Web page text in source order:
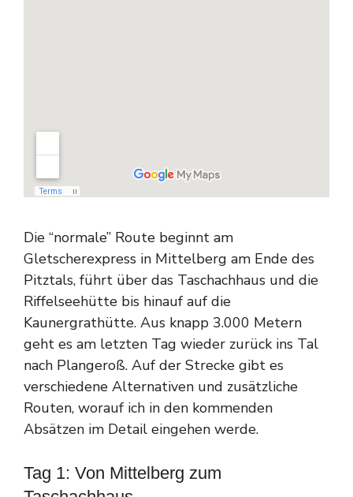
Die “normale” Route beginnt am
Gletscherexpress in Mittelberg am Ende des
Pitztals, führt über das Taschachhaus und die
Riffelseehütte bis hinauf auf die
Kaunergrathütte. Aus knapp 3.000 Metern
geht es am letzten Tag wieder zurück ins Tal
nach Plangeroß. Auf der Strecke gibt es
verschiedene Alternativen und zusätzliche
Routen, worauf ich in den kommenden
Absätzen im Detail eingehen werde.
Tag 1: Von Mittelberg zum